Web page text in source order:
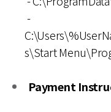
-
s\Start
Payment